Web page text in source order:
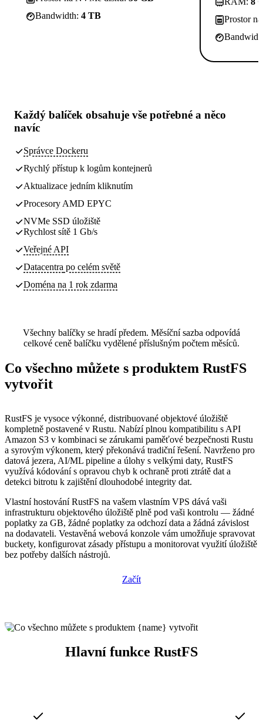
Bandwidth: 4 TB
Prostor
Každý balíček obsahuje vše potřebné a něco
navíc
Správce Dockeru
Rychlý přístup k logům kontejnerů
Aktualizace jedním kliknutím
Procesory AMD EPYC
NVMe SSD úložiště
Rychlost sítě 1 Gb/s
Veřejné API
Datacentra po celém světě
Doména na 1 rok zdarma
Všechny balíčky se hradí předem. Měsíční sazba odpovídá
celkové ceně balíčku vydělené příslušným počtem měsíců.
Co všechno můžete s produktem RustFS
vytvořit
RustFS je vysoce výkonné, distribuované objektové úložiště
kompletně postavené v Rustu. Nabízí plnou kompatibilitu s API
Amazon S3 v kombinaci se zárukami paměťové bezpečnosti Rustu
a syrovým výkonem, který překonává tradiční řešení. Navrženo pro
datová jezera, AI/ML pipeline a úlohy s velkými daty, RustFS
využívá kódování s opravou chyb k ochraně proti ztrátě dat a
detekci bitrotu k zajištění dlouhodobé integrity dat.
Vlastní hostování RustFS na vašem vlastním VPS dává vaši
infrastrukturu objektového úložiště plně pod vaši kontrolu — žádné
poplatky za GB, žádné poplatky za odchozí data a žádná závislost
na dodavateli. Vestavěná webová konzole vám umožňuje spravovat
buckety, konfigurovat zásady přístupu a monitorovat využití úložiště
bez potřeby dalších nástrojů.
Začít
Hlavní funkce RustFS